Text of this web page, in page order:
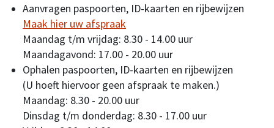
Aanvragen paspoorten, ID-kaarten en rijbewijzen
Maak hier uw afspraak
Maandag t/m vrijdag: 8.30 - 14.00 uur
Maandagavond: 17.00 - 20.00 uur
Ophalen paspoorten, ID-kaarten en rijbewijzen
(U hoeft hiervoor geen afspraak te maken.)
Maandag: 8.30 - 20.00 uur
Dinsdag t/m donderdag: 8.30 - 17.00 uur